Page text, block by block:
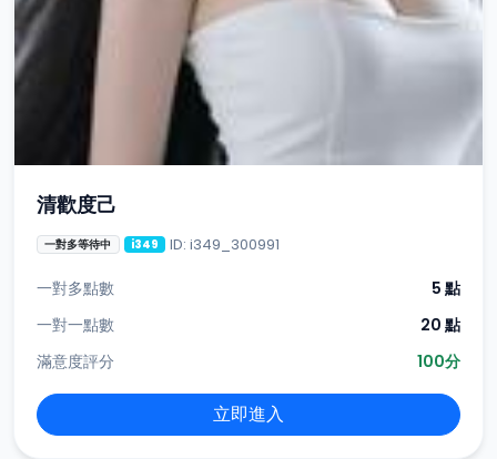
清歡度己
一對多等待中 i349 ID: i349_300991
一對多點數
5 點
一對一點數
20 點
滿意度評分
100分
立即進入